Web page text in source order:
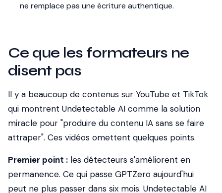
ne remplace pas une écriture authentique.
Ce que les formateurs ne
disent pas
Il y a beaucoup de contenus sur YouTube et TikTok
qui montrent Undetectable AI comme la solution
miracle pour "produire du contenu IA sans se faire
attraper". Ces vidéos omettent quelques points.
Premier point : les détecteurs s'améliorent en
permanence. Ce qui passe GPTZero aujourd'hui
peut ne plus passer dans six mois. Undetectable AI